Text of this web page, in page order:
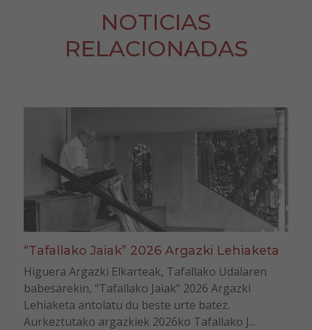
NOTICIAS
RELACIONADAS
“Tafallako Jaiak” 2026 Argazki Lehiaketa
Higuera Argazki Elkarteak, Tafallako Udalaren
babesarekin, “Tafallako Jaiak” 2026 Argazki
Lehiaketa antolatu du beste urte batez.
Aurkeztutako argazkiek 2026ko Tafallako J...